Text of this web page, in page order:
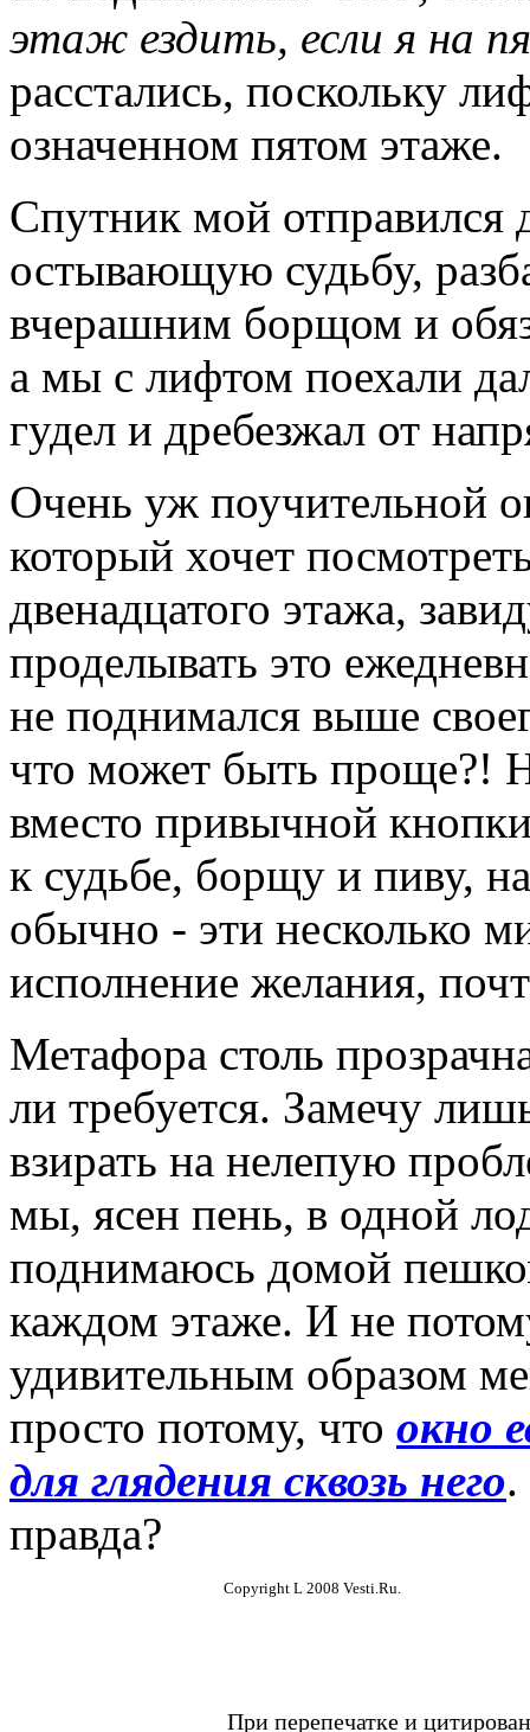
этаж ездить, если я на
расстались, поскольку
означенном пятом этаже.
Спутник мой отправился
остывающую судьбу,
вчерашним борщом и
а мы с лифтом поехали
гудел и дребезжал от
Очень уж поучительной
который хочет
двенадцатого этажа,
проделывать это
не поднимался выше
что может быть проще?!
вместо привычной
к судьбе, борщу и пиву,
обычно - эти несколько
исполнение желания,
Метафора столь
ли требуется. Замечу
взирать на нелепую
мы, ясен пень, в одной
поднимаюсь домой
каждом этаже. И не
удивительным образом
просто потому, что окно
для глядения сквозь него.
правда?
Copyright L 2008 Vesti.Ru.
При перепечатке и